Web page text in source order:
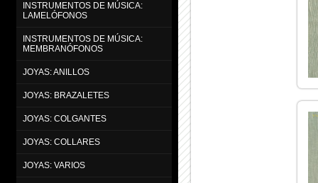
INSTRUMENTOS DE MÚSICA:
LAMELÓFONOS
INSTRUMENTOS DE MÚSICA:
MEMBRANÓFONOS
JOYAS: ANILLOS
JOYAS: BRAZALETES
JOYAS: COLGANTES
JOYAS: COLLARES
JOYAS: VARIOS